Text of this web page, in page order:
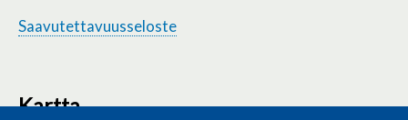
Saavutettavuusseloste
Kartta